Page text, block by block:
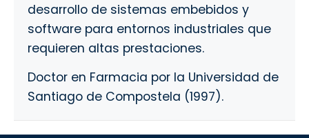
desarrollo de sistemas embebidos y
software para entornos industriales que
requieren altas prestaciones.
Doctor en Farmacia por la Universidad de
Santiago de Compostela (1997).